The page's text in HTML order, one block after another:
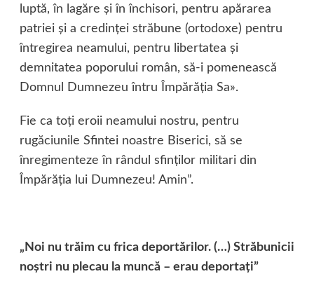
luptă, în lagăre şi în închisori, pentru apărarea
patriei şi a credinţei străbune (ortodoxe) pentru
întregirea neamului, pentru libertatea şi
demnitatea poporului român, să-i pomenească
Domnul Dumnezeu întru Împărăţia Sa».
Fie ca toţi eroii neamului nostru, pentru
rugăciunile Sfintei noastre Biserici, să se
înregimenteze în rândul sfinţilor militari din
Împărăţia lui Dumnezeu! Amin”.
„Noi nu trăim cu frica deportărilor. (…) Străbunicii
noştri nu plecau la muncă – erau deportaţi”